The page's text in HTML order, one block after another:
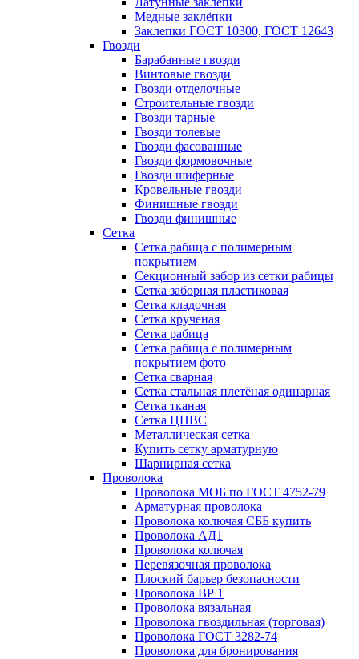
Медные заклёпки
Заклепки ГОСТ 10300, ГОСТ 12643
Гвозди
Барабанные гвозди
Винтовые гвозди
Гвозди отделочные
Строительные гвозди
Гвозди тарные
Гвозди толевые
Гвозди фасованные
Гвозди формовочные
Гвозди шиферные
Кровельные гвозди
Финишные гвозди
Гвозди финишные
Сетка
Сетка рабица с полимерным
покрытием
Секционный забор из сетки рабицы
Сетка заборная пластиковая
Сетка кладочная
Сетка крученая
Сетка рабица
Сетка рабица с полимерным
покрытием фото
Сетка сварная
Сетка стальная плетёная одинарная
Сетка тканая
Сетка ЦПВС
Металлическая сетка
Купить сетку арматурную
Шарнирная сетка
Проволока
Проволока МОБ по ГОСТ 4752-79
Арматурная проволока
Проволока колючая СББ купить
Проволока АД1
Проволока колючая
Перевязочная проволока
Плоский барьер безопасности
Проволока ВР 1
Проволока вязальная
Проволока гвоздильная (торговая)
Проволока ГОСТ 3282-74
Проволока для бронирования